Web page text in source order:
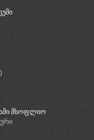
მსოფლიო